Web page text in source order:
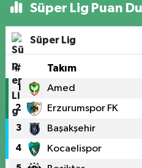
Süper Lig Puan
Süper Lig
# Takım
1 Amed
2 Erzurumspor FK
3 Başakşehir
4 Kocaelispor